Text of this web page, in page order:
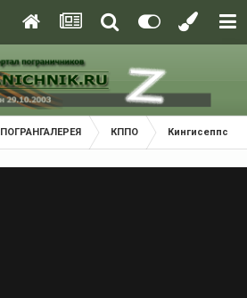
ПОГРАНГАЛЕРЕЯ КППО